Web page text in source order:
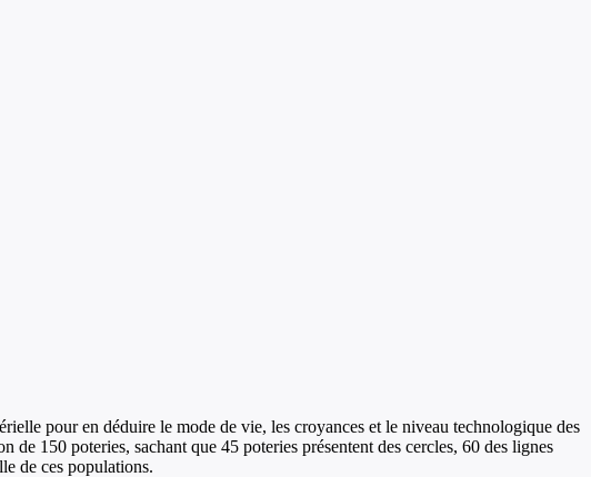
pour en déduire le mode de vie, les croyances et le niveau technologique des
150 poteries, sachant que 45 poteries présentent des cercles, 60 des lignes
de ces populations.